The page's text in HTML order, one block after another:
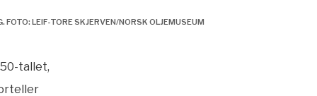
FOTO: LEIF-TORE SKJERVEN/NORSK OLJEMUSEUM
tallet,